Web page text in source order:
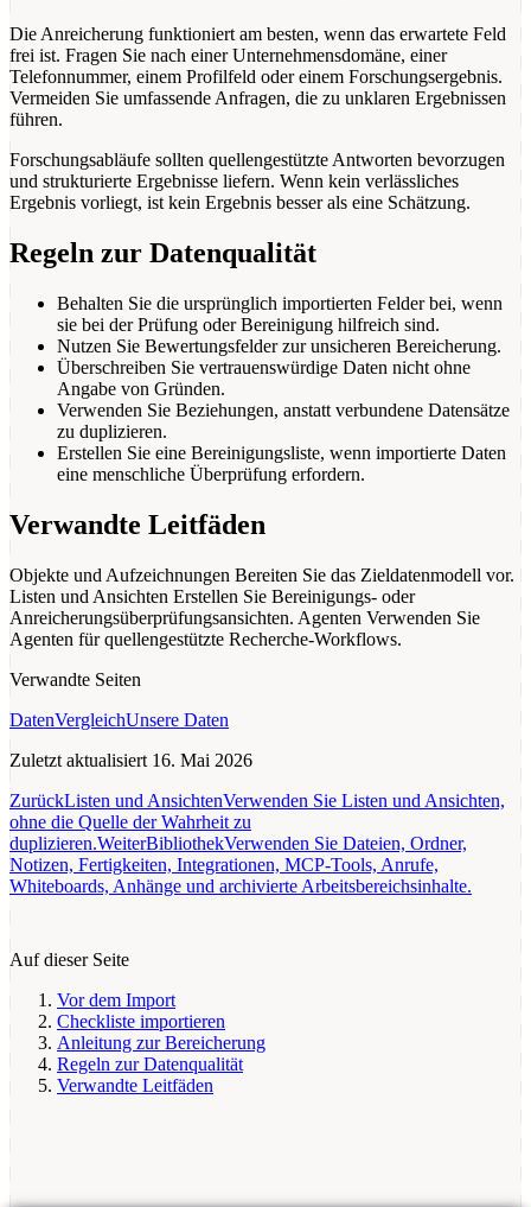
Die Anreicherung funktioniert am besten, wenn das erwartete Feld
frei ist. Fragen Sie nach einer Unternehmensdomäne, einer
Telefonnummer, einem Profilfeld oder einem Forschungsergebnis.
Vermeiden Sie umfassende Anfragen, die zu unklaren Ergebnissen
führen.
Forschungsabläufe sollten quellengestützte Antworten bevorzugen
und strukturierte Ergebnisse liefern. Wenn kein verlässliches
Ergebnis vorliegt, ist kein Ergebnis besser als eine Schätzung.
Regeln zur Datenqualität
Behalten Sie die ursprünglich importierten Felder bei, wenn
sie bei der Prüfung oder Bereinigung hilfreich sind.
Nutzen Sie Bewertungsfelder zur unsicheren Bereicherung.
Überschreiben Sie vertrauenswürdige Daten nicht ohne
Angabe von Gründen.
Verwenden Sie Beziehungen, anstatt verbundene Datensätze
zu duplizieren.
Erstellen Sie eine Bereinigungsliste, wenn importierte Daten
eine menschliche Überprüfung erfordern.
Verwandte Leitfäden
Objekte und Aufzeichnungen Bereiten Sie das Zieldatenmodell vor.
Listen und Ansichten Erstellen Sie Bereinigungs- oder
Anreicherungsüberprüfungsansichten. Agenten Verwenden Sie
Agenten für quellengestützte Recherche-Workflows.
Verwandte Seiten
DatenVergleichUnsere Daten
Zuletzt aktualisiert 16. Mai 2026
ZurückListen und AnsichtenVerwenden Sie Listen und Ansichten,
ohne die Quelle der Wahrheit zu
duplizieren.WeiterBibliothekVerwenden Sie Dateien, Ordner,
Notizen, Fertigkeiten, Integrationen, MCP-Tools, Anrufe,
Whiteboards, Anhänge und archivierte Arbeitsbereichsinhalte.
Auf dieser Seite
Vor dem Import
Checkliste importieren
Anleitung zur Bereicherung
Regeln zur Datenqualität
Verwandte Leitfäden